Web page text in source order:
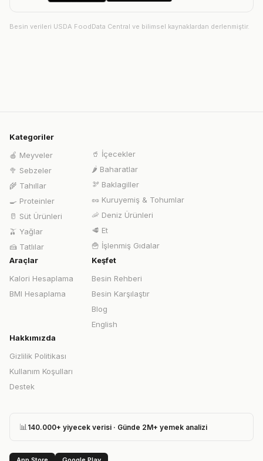
Besin verileri USDA FoodData Central ve bilimsel kaynaklardan derlenmiştir.
Kategoriler
🍎 Meyveler
🥦 Sebzeler
🌾 Tahıllar
🍳 Proteinler
🥛 Süt Ürünleri
🫒 Yağlar
🍰 Tatlılar
🥤 İçecekler
🌶️ Baharatlar
🫘 Baklagiller
🥜 Kuruyemiş & Tohumlar
🦐 Deniz Ürünleri
🥩 Et
🍟 İşlenmiş Gıdalar
Araçlar
Kalori Hesaplama
BMI Hesaplama
Keşfet
Besin Rehberi
Besin Karşılaştır
Blog
English
Hakkımızda
Gizlilik Politikası
Kullanım Koşulları
Destek
📊 140.000+ yiyecek verisi · Günde 2M+ yemek analizi